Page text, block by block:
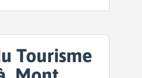
Tourisme